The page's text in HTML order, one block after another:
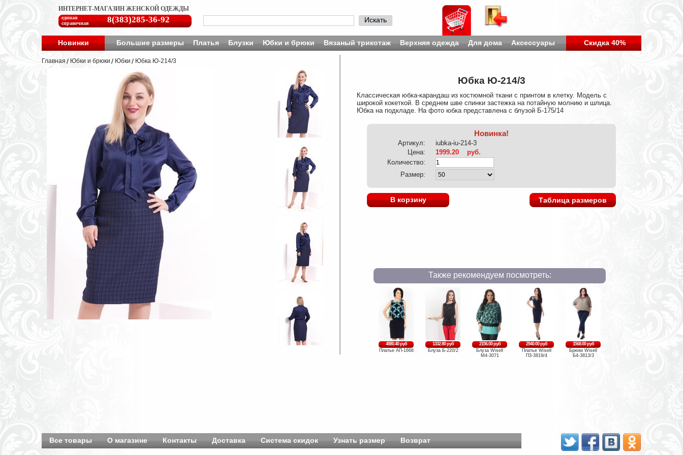
ИНТЕРНЕТ-МАГАЗИН ЖЕНСКОЙ ОДЕЖДЫ
единая
справочная
8(383)285-36-92 Искать
Новинки Большие размеры Платья Блузки Юбки и брюки Вязаный трикотаж Верхняя одежда Для дома Аксессуары Скидка 40%
Главная Юбки и брюки Юбки Юбка Ю-214/3
Юбка Ю-214/3
Классическая юбка-карандаш из костюмной ткани с принтом в клетку. Модель с
широкой кокеткой. В среднем шве спинки застежка на потайную молнию и шлица.
Юбка на подкладе. На фото юбка представлена с блузой Б-175/14
Новинка!
Артикул:
iubka-iu-214-3
Цена:
1999.20
руб.
Количество:
Размер:
В корзину Таблица размеров
Также рекомендуем посмотреть:
4880.40 руб
Платье АП-1668
1332.80 руб
Блуза Б-220/2
2156.00 руб
Блуза Wisell
М4-3071
2940.00 руб
Платье Wisell
П3-3819/4
1568.00 руб
Брюки Wisell
Б4-3813/3
Все товары О магазине Контакты Доставка Система скидок Узнать размер Возврат